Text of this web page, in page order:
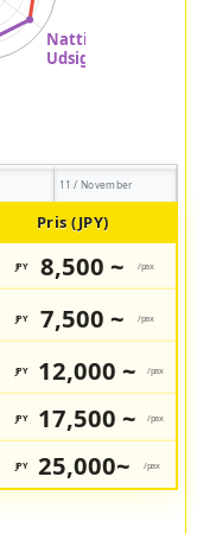
11 / November
Pris (JPY)
JPY 8,500 ~ /pax
JPY 7,500 ~ /pax
JPY 12,000 ~ /pax
JPY 17,500 ~ /pax
JPY 25,000~ /pax